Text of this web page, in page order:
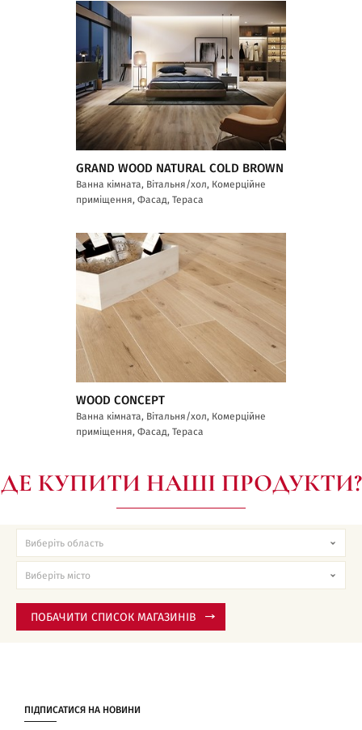
GRAND WOOD NATURAL COLD BROWN
Ванна кімната, Вітальня/хол, Комерційне
приміщення, Фасад, Тераса
WOOD CONCEPT
Ванна кімната, Вітальня/хол, Комерційне
приміщення, Фасад, Тераса
ДЕ КУПИТИ НАШІ ПРОДУКТИ?
ПОБАЧИТИ СПИСОК МАГАЗИНІВ
ПІДПИСАТИСЯ НА НОВИНИ